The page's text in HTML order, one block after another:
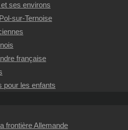
ses environs
sur-Ternoise
française
pour les enfants
frontière Allemande